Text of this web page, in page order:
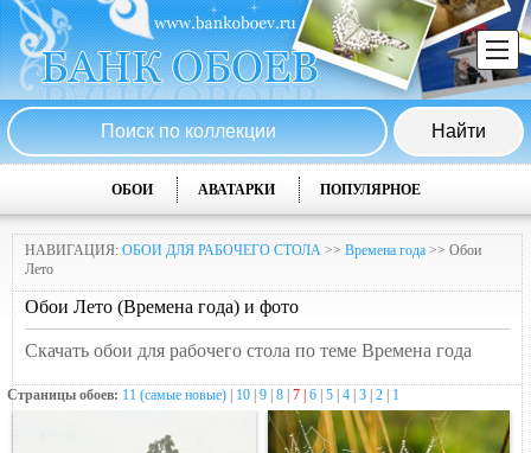
ОБОИ АВАТАРКИ ПОПУЛЯРНОЕ
НАВИГАЦИЯ: ОБОИ ДЛЯ РАБОЧЕГО СТОЛА >> Времена года >> Обои
Лето
Обои Лето (Времена года) и фото
Скачать обои для рабочего стола по теме Времена года
Страницы обоев: 11 (самые новые) 10 9 8 7 | 6 5 4 3 2 1